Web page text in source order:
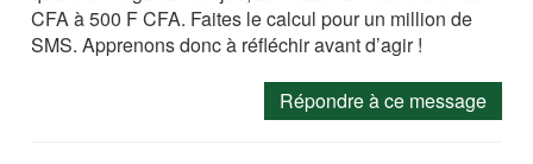
CFA à 500 F CFA. Faites le calcul pour un million de
SMS. Apprenons donc à réfléchir avant d’agir !
Répondre à ce message